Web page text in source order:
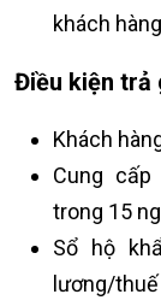
khách
Điều kiện trả
Khách
Cung cấp
trong 15
Sổ hộ
lương/